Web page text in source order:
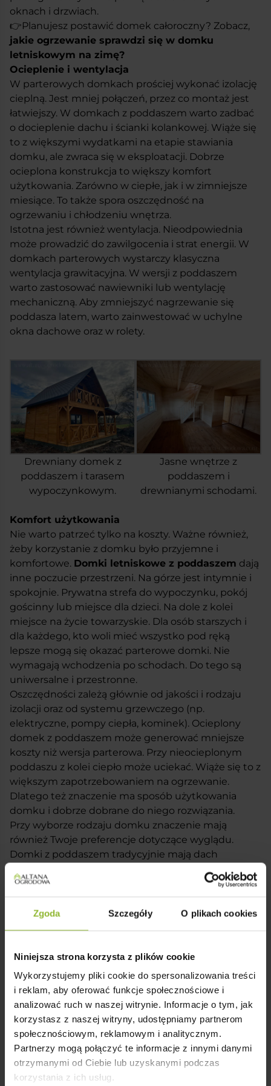
Zgoda Szczegóły O plikach cookies
Niniejsza strona korzysta z plików cookie
Wykorzystujemy pliki cookie do spersonalizowania treści
i reklam, aby oferować funkcje społecznościowe i
analizować ruch w naszej witrynie. Informacje o tym, jak
korzystasz z naszej witryny, udostępniamy partnerom
społecznościowym, reklamowym i analitycznym.
Partnerzy mogą połączyć te informacje z innymi danymi
otrzymanymi od Ciebie lub uzyskanymi podczas
korzystania z ich usług.
oknach i drzwiach.
👉Planujesz postawić domek całoroczny? Zobacz,
jakie ogrzewanie sprawdzi się w domku
letniskowym na zimę?
Ocieplenie i wentylacja
W parterowych domkach prościej wykonać izolację
cieplną. Jest mniej połączeń, przez co montaż jest
łatwiejszy. W domkach z poddaszem warto zadbać
o docieplenie dachu i ścianki kolankowej. Wiąże się
to z większymi wydatkami na etapie stawiania
domku, ale zwraca się w eksploatacji. Dobrze
ocieplona konstrukcja to większy komfort
użytkowania. Zarówno w ciepłe, jak i w zimniejsze
miesiące. To także spora oszczędność na
ogrzewaniu i chłodzeniu wnętrza.
Istotna jest również wentylacja. Nieodpowiednia
może prowadzić do zawilgocenia i strat energii. W
domkach parterowych wystarczy klasyczna
wentylacja grawitacyjna. W wersji z poddaszem
warto zastosować nawiewniki lub wentylację
mechaniczną. Aby zmniejszyć nagrzewanie się
poddasza latem, warto zainwestować w uchylne
okna dachowe oraz w rolety.
Drewniany domek z
poddaszem i tarasem
wypoczynkowym.
Jasne wnętrze z
poddaszem i
drewnianymi schodami.
Komfort użytkowania
Nie warto patrzeć tylko na koszty. Ważne również,
żeby korzystanie z domku było przyjemne i
komfortowe. Domki letniskowe z poddaszem dają
inne poczucie przestrzeni. Na górze jest intymnie i
spokojnie. Prywatna strefa do wypoczynku, pokój
gościnny lub miejsce dla dzieci. Na dole z kolei
miejsce na życie towarzyskie. Dla osób starszych i
dla każdego, kto woli mieć wszystko pod ręką
lepsze mogą się okazać parterowe domki. Nie
wymagają wchodzenia po schodach. Do tego są
uniwersalne i przestronne.
Oszczędności zależą głównie od jakości i rodzaju
izolacji oraz od systemu grzewczego (np.
elektryczne, pompy ciepła, kominek). Ocieplony
domek z poddaszem może generować mniejsze
koszty niż wersja parterowa. Przy nieocieplonym
poddaszu z kolei ciepło może uciekać. Wiąże się to z
większym zapotrzebowaniem na ogrzewanie.
Dlatego też znaczenie ma sposób użytkowania
domku i dobrze dobrane do niego rozwiązania.
Przy wyborze rodzaju domku znaczenie mają
również Twoje preferencje dotyczące wyglądu.
Domki z poddaszem tradycyjnie mają dach
dwuspadowy. W parterowych z kolei stosuje się
różne rozwiązania. Jeśli cenisz sobie bardziej
zdecydować się na
domek z dachem
jednospadowym
dachem dwuspadowym
Co jeszcze ma znaczenie?
Znasz już przeznaczenie i rodzaj domku? Warto
więc przekalkulować, który sposób ogrzewania
będzie korzystniejszy finansowo. Weź pod uwagę
potencjalne zużycie prądu lub ilość potrzebnego
opału. Zadbaj także o szczelność okien i drzwi.
Możesz zastosować duże przeszklenia, często